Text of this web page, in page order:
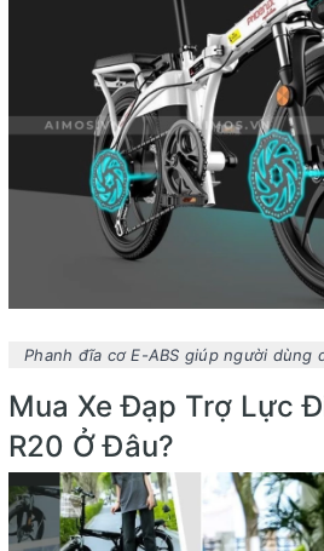
Phanh đĩa cơ E-ABS giúp người dùng
Mua Xe Đạp Trợ Lực
R20 Ở Đâu?